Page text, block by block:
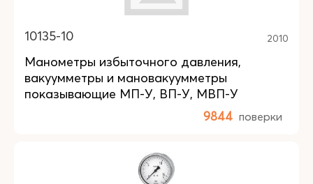
10135-10 2010
Манометры избыточного давления,
вакуумметры и мановакуумметры
показывающие МП-У, ВП-У, МВП-У
9844 поверки